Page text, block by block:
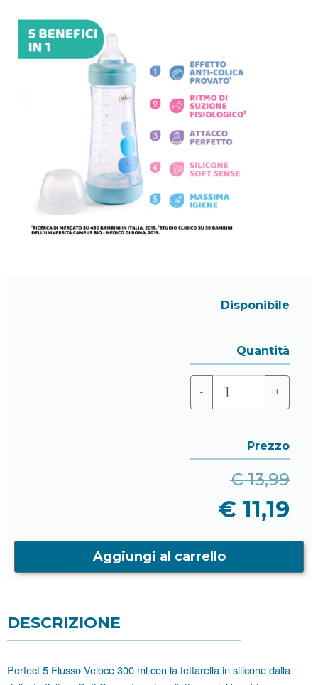
Disponibile
Quantità
- +
Prezzo
€ 13,99
€ 11,19
Aggiungi al carrello
DESCRIZIONE
Perfect 5 Flusso Veloce 300 ml con la tettarella in silicone dalla